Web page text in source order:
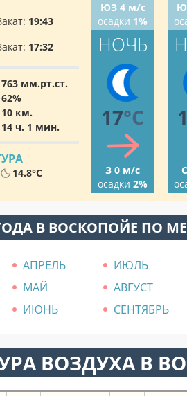
19:43
17:32
763 мм.рт.ст.
62%
10 км.
14 ч. 1 мин.
14.8°C
ЮЗ 4 м/с
осадки 1%
НОЧЬ
17°C
З 0 м/с
осадки 2%
В ВОСКОПОЙЕ ПО
АПРЕЛЬ
ИЮЛЬ
МАЙ
АВГУСТ
ИЮНЬ СЕНТЯБРЬ
ВОЗДУХА В